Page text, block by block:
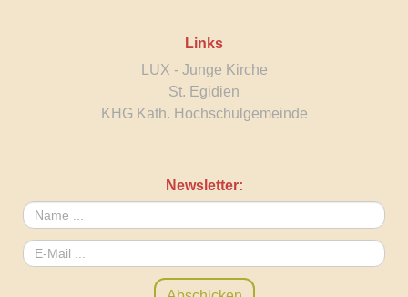
Links
LUX - Junge Kirche
St. Egidien
KHG Kath. Hochschulgemeinde
Newsletter: